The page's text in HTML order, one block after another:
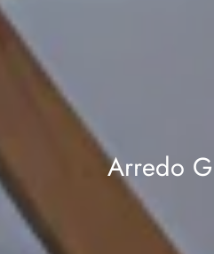
Arredo